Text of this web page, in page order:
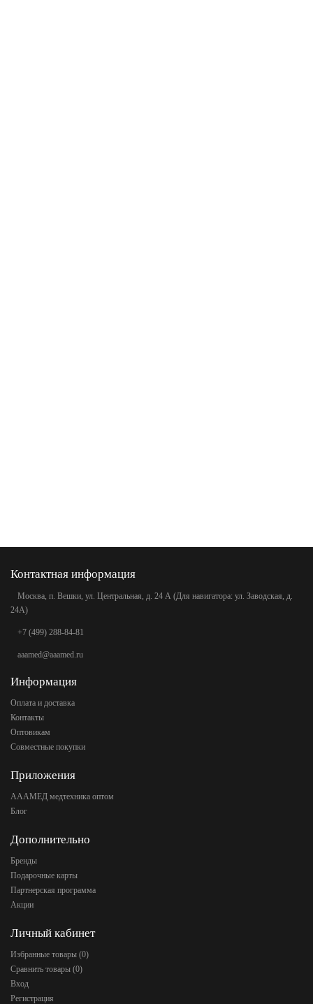
Контактная информация
Москва, п. Вешки, ул. Центральная, д. 24 А (Для навигатора: ул. Заводская, д.
24А)
+7 (499) 288-84-81
aaamed@aaamed.ru
Информация
Оплата и доставка
Контакты
Оптовикам
Совместные покупки
Приложения
АААМЕД медтехника оптом
Блог
Дополнительно
Бренды
Подарочные карты
Партнерская программа
Акции
Личный кабинет
Избранные товары (0)
Сравнить товары (0)
Вход
Регистрация